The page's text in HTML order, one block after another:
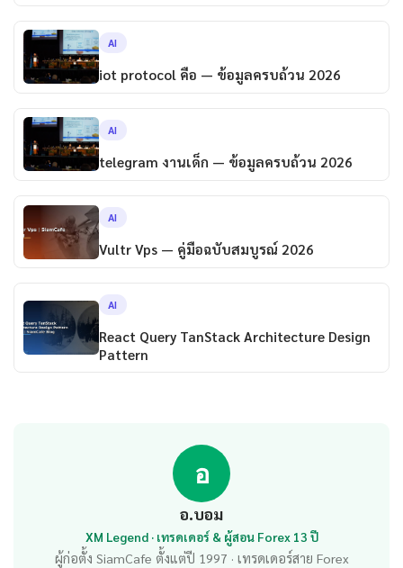
AI
iot protocol คือ — ข้อมูลครบถ้วน 2026
AI
telegram งานเด็ก — ข้อมูลครบถ้วน 2026
AI
Vultr Vps — คู่มือฉบับสมบูรณ์ 2026
AI
React Query TanStack Architecture Design
Pattern
อ
อ.บอม
XM Legend · เทรดเดอร์ & ผู้สอน Forex 13 ปี
ผู้ก่อตั้ง SiamCafe ตั้งแต่ปี 1997 · เทรดเดอร์สาย Forex